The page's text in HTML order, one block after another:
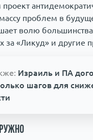
проблем в
волю
за «Ликуд» и другие
Израиль и ПА
шагов для